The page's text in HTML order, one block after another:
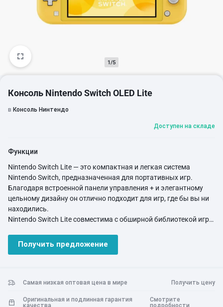
1/5
Консоль Nintendo Switch OLED Lite
в Консоль Нинтендо
Доступен на складе
Функции
Nintendo Switch Lite — это компактная и легкая система
Nintendo Switch, предназначенная для портативных игр.
Благодаря встроенной панели управления + и элегантному
цельному дизайну он отлично подходит для игр, где бы вы ни
находились.
Nintendo Switch Lite совместима с обширной библиотекой игр
Если вы ищете собственную игровую систему, Nintendo Switch
Lite готова отправиться в путь, когда бы вы ни находились.
Получить предложение
Самая низкая оптовая цена в мире Получить цену
Оригинальная и подлинная гарантия
Смотрите